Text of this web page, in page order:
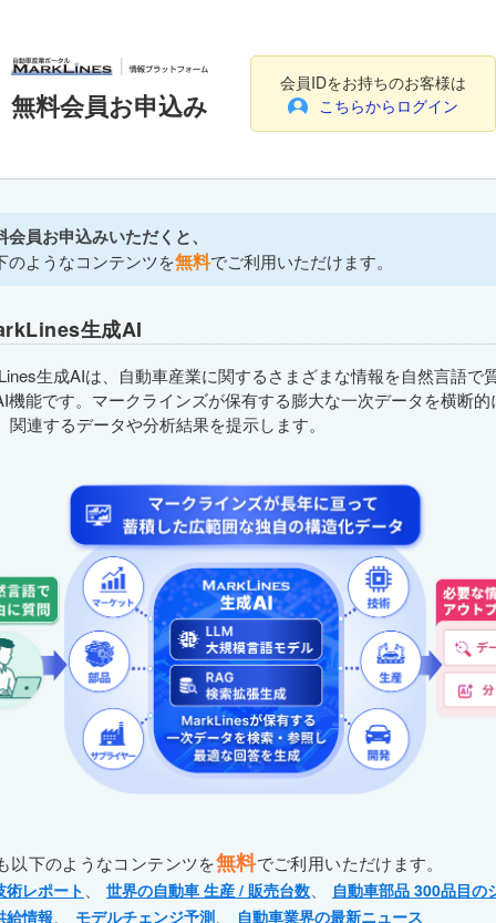
無料会員お申込み
会員IDをお持ちのお客様は
こちらからログイン
会員お申込みいただくと、
のようなコンテンツを無料でご利用いただけます。
生成AI
生成AIは、自動車産業に関するさまざまな情報を自然言語で
機能です。マークラインズが保有する膨大な一次データを横断的
関連するデータや分析結果を提示します。
以下のようなコンテンツを無料でご利用いただけます。
術レポート 、 世界の自動車 生産 / 販売台数、
自動車部品 300品目の
給情報、 モデルチェンジ予測、 自動車業界の最新ニュース